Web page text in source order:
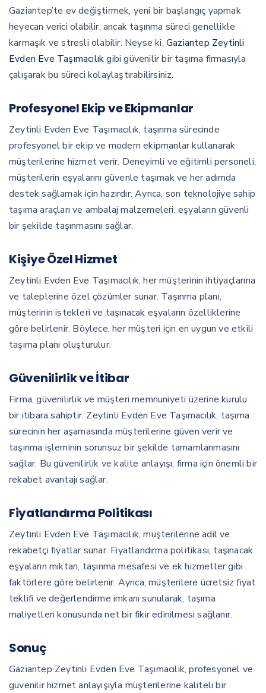
Gaziantep’te ev değiştirmek, yeni bir başlangıç yapmak
heyecan verici olabilir, ancak taşınma süreci genellikle
karmaşık ve stresli olabilir. Neyse ki, Gaziantep Zeytinli
Evden Eve Taşımacılıkgibi güvenilir bir taşıma firmasıyla
çalışarak bu süreci kolaylaştırabilirsiniz.
Profesyonel Ekip ve Ekipmanlar
Zeytinli Evden Eve Taşımacılık, taşınma sürecinde
profesyonel bir ekip ve modern ekipmanlar kullanarak
müşterilerine hizmet verir. Deneyimli ve eğitimli personeli,
müşterilerin eşyalarını güvenle taşımak ve her adımda
destek sağlamak için hazırdır. Ayrıca, son teknolojiye sahip
taşıma araçları ve ambalaj malzemeleri, eşyaların güvenli
bir şekilde taşınmasını sağlar.
Kişiye Özel Hizmet
Zeytinli Evden Eve Taşımacılık, her müşterinin ihtiyaçlarına
ve taleplerine özel çözümler sunar. Taşınma planı,
müşterinin istekleri ve taşınacak eşyaların özelliklerine
göre belirlenir. Böylece, her müşteri için en uygun ve etkili
taşıma planı oluşturulur.
Güvenilirlik ve İtibar
Firma, güvenilirlik ve müşteri memnuniyeti üzerine kurulu
bir itibara sahiptir. Zeytinli Evden Eve Taşımacılık, taşıma
sürecinin her aşamasında müşterilerine güven verir ve
taşınma işleminin sorunsuz bir şekilde tamamlanmasını
sağlar. Bu güvenilirlik ve kalite anlayışı, firma için önemli bir
rekabet avantajı sağlar.
Fiyatlandırma Politikası
Zeytinli Evden Eve Taşımacılık, müşterilerine adil ve
rekabetçi fiyatlar sunar. Fiyatlandırma politikası, taşınacak
eşyaların miktarı, taşınma mesafesi ve ek hizmetler gibi
faktörlere göre belirlenir. Ayrıca, müşterilere ücretsiz fiyat
teklifi ve değerlendirme imkanı sunularak, taşıma
maliyetleri konusunda net bir fikir edinilmesi sağlanır.
Sonuç
Gaziantep Zeytinli Evden Eve Taşımacılık, profesyonel ve
güvenilir hizmet anlayışıyla müşterilerine kaliteli bir